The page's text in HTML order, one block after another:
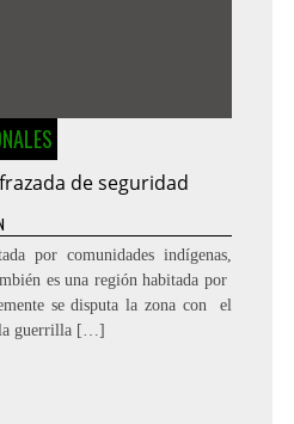
de seguridad
por comunidades indígenas,
es una región habitada por
se disputa la zona con el
la guerrilla […]